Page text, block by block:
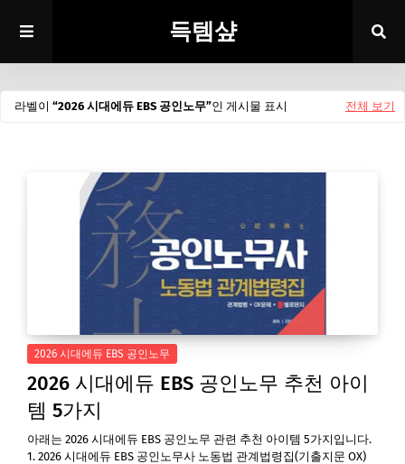
득템샾
라벨이 2026 시대에듀 EBS 공인노무 인 게시물 표시 전체 보기
2026 시대에듀 EBS 공인노무
2026 시대에듀 EBS 공인노무 추천 아이
템 5가지
아래는 2026 시대에듀 EBS 공인노무 관련 추천 아이템 5가지입니다.
1. 2026 시대에듀 EBS 공인노무사 노동법 관계법령집(기출지문 OX)